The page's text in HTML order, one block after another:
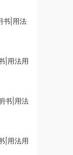
书|用法
|用法用
书|用法
|用法用